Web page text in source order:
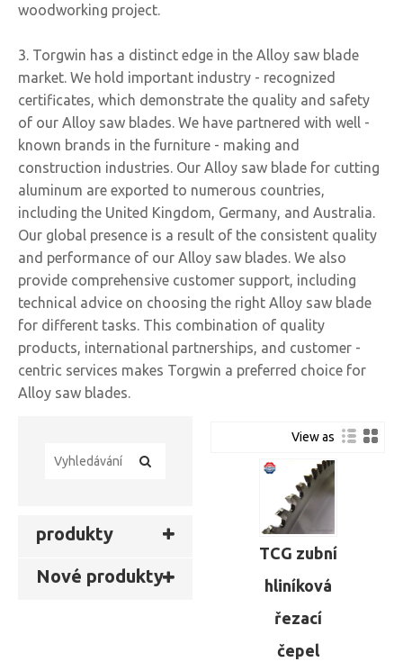
woodworking project.
3. Torgwin has a distinct edge in the Alloy saw blade
market. We hold important industry - recognized
certificates, which demonstrate the quality and safety
of our Alloy saw blades. We have partnered with well -
known brands in the furniture - making and
construction industries. Our Alloy saw blade for cutting
aluminum are exported to numerous countries,
including the United Kingdom, Germany, and Australia.
Our global presence is a result of the consistent quality
and performance of our Alloy saw blades. We also
provide comprehensive customer support, including
technical advice on choosing the right Alloy saw blade
for different tasks. This combination of quality
products, international partnerships, and customer -
centric services makes Torgwin a preferred choice for
Alloy saw blades.
produkty
Nové produkty
View as
TCG zubní
hliníková
řezací
čepel